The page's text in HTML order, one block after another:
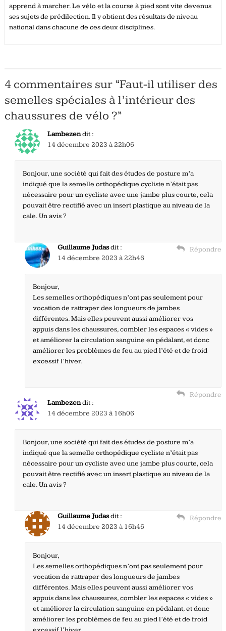
apprend à marcher. Le vélo et la course à pied sont vite devenus
ses sujets de prédilection. Il y obtient des résultats de niveau
national dans chacune de ces deux disciplines.
4 commentaires sur “Faut-il utiliser des
semelles spéciales à l’intérieur des
chaussures de vélo ?”
Lambezendit :
14 décembre 2023 à 22h06
Bonjour, une société qui fait des études de posture m’a
indiqué que la semelle orthopédique cycliste n’était pas
nécessaire pour un cycliste avec une jambe plus courte, cela
pouvait être rectifié avec un insert plastique au niveau de la
cale. Un avis ?
Répondre
Guillaume Judasdit :
14 décembre 2023 à 22h46
Bonjour,
Les semelles orthopédiques n’ont pas seulement pour
vocation de rattraper des longueurs de jambes
différentes. Mais elles peuvent aussi améliorer vos
appuis dans les chaussures, combler les espaces « vides »
et améliorer la circulation sanguine en pédalant, et donc
améliorer les problèmes de feu au pied l’été et de froid
excessif l’hiver.
Répondre
Lambezendit :
14 décembre 2023 à 16h06
Bonjour, une société qui fait des études de posture m’a
indiqué que la semelle orthopédique cycliste n’était pas
nécessaire pour un cycliste avec une jambe plus courte, cela
pouvait être rectifié avec un insert plastique au niveau de la
cale. Un avis ?
Répondre
Guillaume Judasdit :
14 décembre 2023 à 16h46
Bonjour,
Les semelles orthopédiques n’ont pas seulement pour
vocation de rattraper des longueurs de jambes
différentes. Mais elles peuvent aussi améliorer vos
appuis dans les chaussures, combler les espaces « vides »
et améliorer la circulation sanguine en pédalant, et donc
améliorer les problèmes de feu au pied l’été et de froid